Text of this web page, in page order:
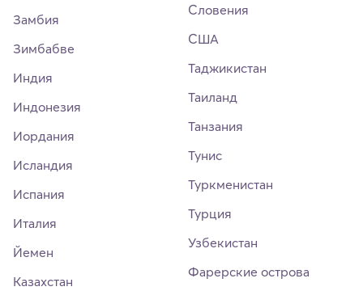
Замбия
Зимбабве
Индия
Индонезия
Иордания
Исландия
Испания
Италия
Йемен
Казахстан
Словения
США
Таджикистан
Таиланд
Танзания
Тунис
Туркменистан
Турция
Узбекистан
Фарерские острова